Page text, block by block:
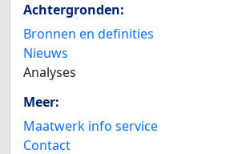
Achtergronden:
Bronnen en definities
Nieuws
Analyses
Meer:
Maatwerk info service
Contact